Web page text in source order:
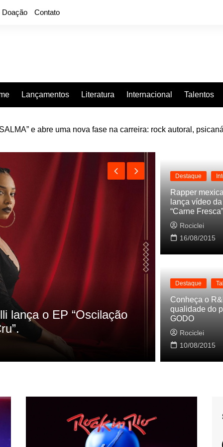
Doação Contato
Lançamentos Literatura Internacional Talentos
e abre uma nova fase na carreira: rock autoral,
“Projeção”, de 2010, nas plataformas digitais
referencias do clipe de
Destaque
Cynthia
Baleiro
Rociclei
Destaque
Rapper
lança vídeo
“Carne Fresca”
Rociclei
16/08/2015
Destaque
Conheça o
qualidade do
GODO
Rociclei
10/08/2015